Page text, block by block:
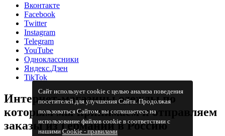
Сайт использует cookie с целью анализа поведения
посетителей для улучшения Сайта. Продолжая
пользоваться Сайтом, вы соглашаетесь на
использование файлов cookie в соответствии с
нашимиCookiе - правилами
Вконтакте
Facebook
Twitter
Instagram
Telegram
YouTube
Одноклассники
Яндекс.Дзен
TikTok
Интернет-магазины одежды по
которым мы принимаем и отправляем
заказы из Германии в Россию